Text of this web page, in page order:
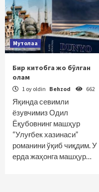
Мутолаа
Бир китобга жо бўлган
олам
1 oy oldin Behzod 662
Яқинда севимли
ёзувчимиз Одил
Ёқубовнинг машҳур
“Улуғбек хазинаси”
романини ўқиб чиқдим. У
ерда жаҳонга машҳур…